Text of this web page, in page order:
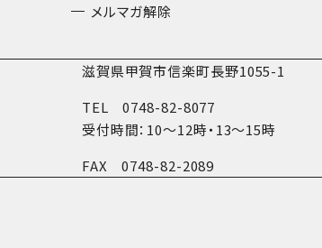
メルマガ解除
滋賀県甲賀市信楽町長野1055-1
TEL0748-82-8077
受付時間：10〜12時・13〜15時
FAX0748-82-2089